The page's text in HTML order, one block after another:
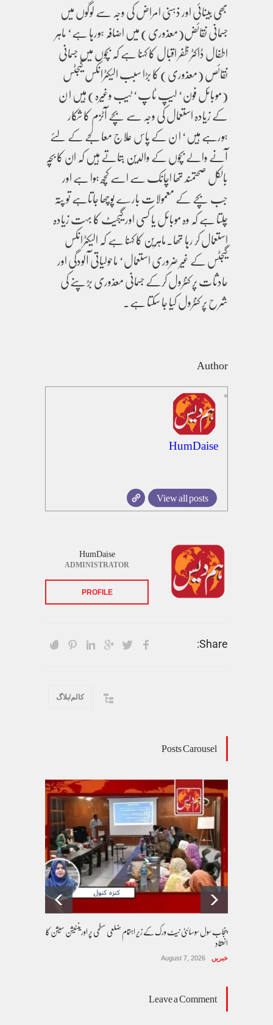
بھی بینائی اور ذہنی امراض کی وجہ سے لوگوں میں
جسمانی نقائض(معذوری) میں اضافہ ہورہا ہے‘ ماہر
اطفال ڈاکٹر ظفر اقبال کا کہنا ہے کہ بچوں میں جسمانی
نقائص (معذوری) کا بڑا سبب الیکٹرانکس گیجٹس
(موبائل فون‘ لیپ ٹاپ‘ ٹیب وغیرہ) ہیں ا ن
کے زیادہ استعمال کی وجہ سے بچے آٹزم کا شکار
ہورہے ہیں‘ ا ن کے پاس علاج معالجے کے لئے
آنے والے بچوں کے والدین بتاتے ہیں کہ ان کا بچہ
بالکل صحتمند تھا اچانک سے اسے کچھ ہوا ہے اور
جب بچے کے معمولات بارے پوچھا جاتاہے تو پتہ
چلتا ہے کہ وہ موبائل یا کسی اور گیجیٹ کا بہت زیادہ
استعمال کر رہا تھا۔ماہرین کا کہنا ہے کہ الیکٹرانکس
گیجٹس کے غیر ضروری استعمال‘ ماحولیاتی آلودگی اور
حادثات پر کنٹرول کرکے جسمانی معذوری بڑپنے کی
شرح پر کنٹرول کیا جا سکتا ہے۔
Author
HumDaise
View all posts
HumDaise
ADMINISTRATOR
PROFILE
Share:
کالم/بلاگ
Posts Carousel
پنجاب سول سوسائٹی نیٹ ورک کے زیرِ اہتمام ضلعی سطحی پر اورینٹیشن سیشن کا
انعقاد
خبریں August 7, 2026
Leave a Comment